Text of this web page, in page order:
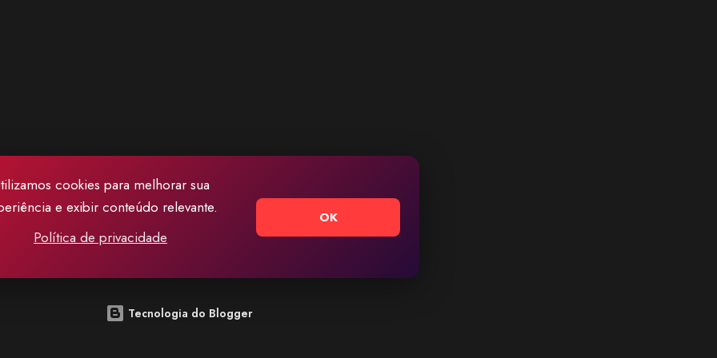
cookies para melhorar sua
e exibir conteúdo relevante.
Política de privacidade
OK
Tecnologia do Blogger